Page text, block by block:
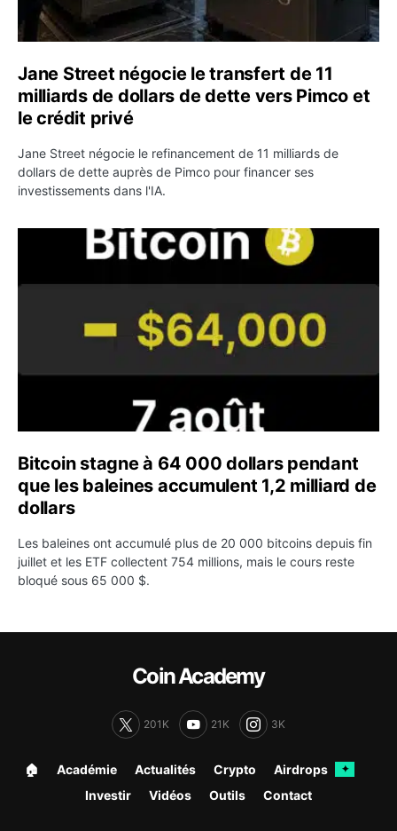
Jane Street négocie le transfert de 11
milliards de dollars de dette vers Pimco et
le crédit privé
Jane Street négocie le refinancement de 11 milliards de
dollars de dette auprès de Pimco pour financer ses
investissements dans l'IA.
Bitcoin stagne à 64 000 dollars pendant que les
Bitcoin stagne à 64 000 dollars pendant
que les baleines accumulent 1,2 milliard de
dollars
Les baleines ont accumulé plus de 20 000 bitcoins depuis fin
juillet et les ETF collectent 754 millions, mais le cours reste
bloqué sous 65 000 $.
Coin Academy
201K 21K 3K
🏠︎ Académie Actualités Crypto Airdrops ✦
Investir Vidéos Outils Contact